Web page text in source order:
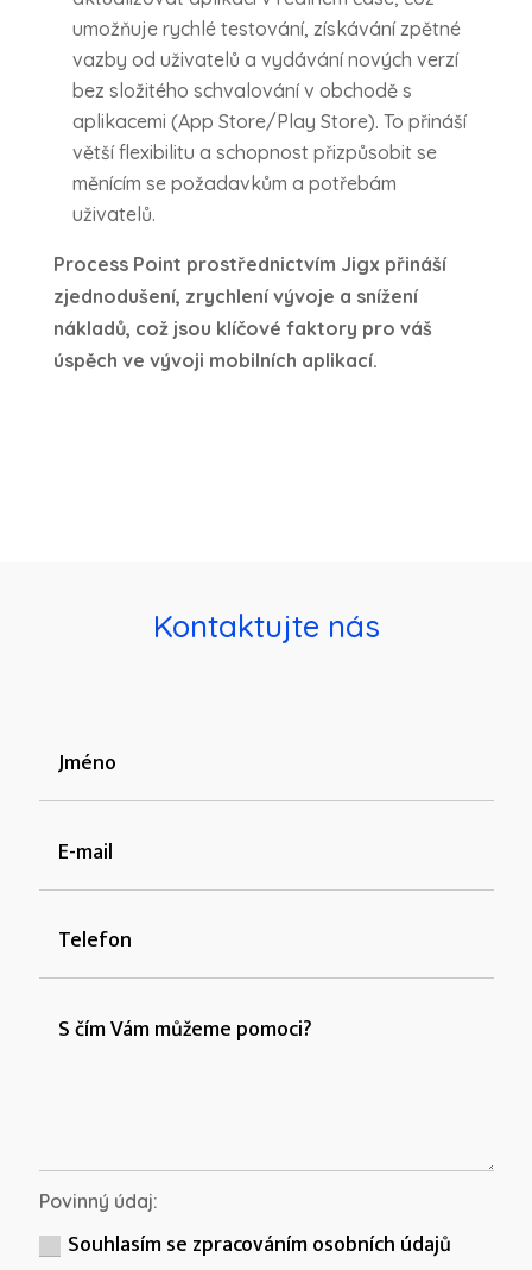
umožňuje rychlé testování, získávání zpětné
vazby od uživatelů a vydávání nových verzí
bez složitého schvalování v obchodě s
aplikacemi (App Store/Play Store). To přináší
větší flexibilitu a schopnost přizpůsobit se
měnícím se požadavkům a potřebám
uživatelů.
Process Point prostřednictvím Jigx přináší
zjednodušení, zrychlení vývoje a snížení
nákladů, což jsou klíčové faktory pro váš
úspěch ve vývoji mobilních aplikací.
Kontaktujte nás
Povinný údaj:
Souhlasím se zpracováním osobních údajů